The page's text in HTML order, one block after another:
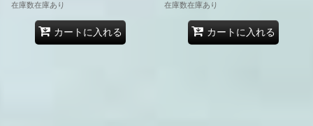
在庫数在庫あり
カートに入れる
在庫数在庫あり
カートに入れる